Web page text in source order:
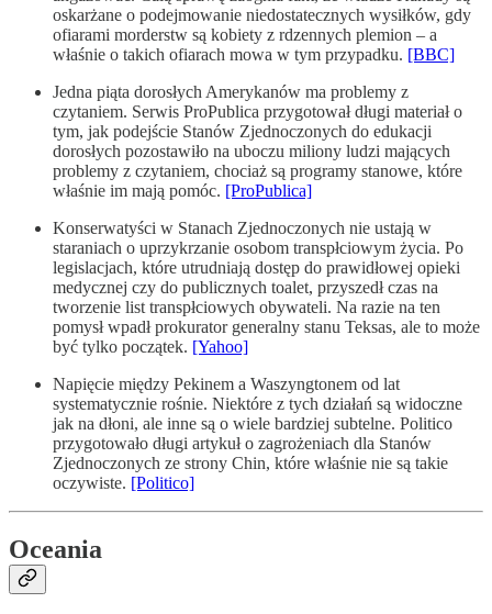
oskarżane o podejmowanie niedostatecznych wysiłków, gdy
ofiarami morderstw są kobiety z rdzennych plemion – a
właśnie o takich ofiarach mowa w tym przypadku. [BBC]
Jedna piąta dorosłych Amerykanów ma problemy z
czytaniem. Serwis ProPublica przygotował długi materiał o
tym, jak podejście Stanów Zjednoczonych do edukacji
dorosłych pozostawiło na uboczu miliony ludzi mających
problemy z czytaniem, chociaż są programy stanowe, które
właśnie im mają pomóc. [ProPublica]
Konserwatyści w Stanach Zjednoczonych nie ustają w
staraniach o uprzykrzanie osobom transpłciowym życia. Po
legislacjach, które utrudniają dostęp do prawidłowej opieki
medycznej czy do publicznych toalet, przyszedł czas na
tworzenie list transpłciowych obywateli. Na razie na ten
pomysł wpadł prokurator generalny stanu Teksas, ale to może
być tylko początek. [Yahoo]
Napięcie między Pekinem a Waszyngtonem od lat
systematycznie rośnie. Niektóre z tych działań są widoczne
jak na dłoni, ale inne są o wiele bardziej subtelne. Politico
przygotowało długi artykuł o zagrożeniach dla Stanów
Zjednoczonych ze strony Chin, które właśnie nie są takie
oczywiste. [Politico]
Oceania